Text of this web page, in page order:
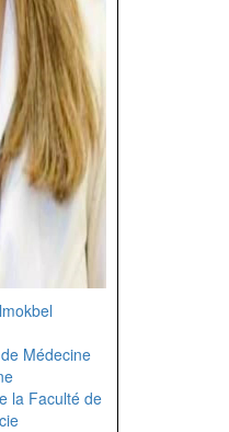
Médecine
la Faculté de